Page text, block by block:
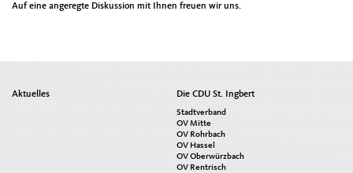
Auf eine angeregte Diskussion mit Ihnen freuen wir uns.
Seitenübersicht
Aktuelles Die CDU St. Ingbert
Stadtverband
OV Mitte
OV Rohrbach
OV Hassel
OV Oberwürzbach
OV Rentrisch